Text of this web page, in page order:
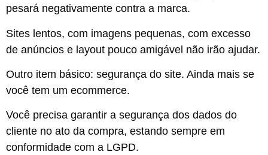
pesará negativamente contra a marca.
Sites lentos, com imagens pequenas, com excesso
de anúncios e layout pouco amigável não irão ajudar.
Outro item básico: segurança do site. Ainda mais se
você tem um ecommerce.
Você precisa garantir a segurança dos dados do
cliente no ato da compra, estando sempre em
conformidade com a LGPD.